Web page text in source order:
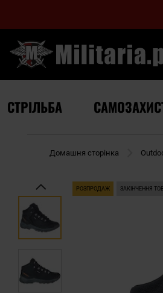
СТРІЛЬБА
Домашня сторінка
РОЗПРОДАЖ ЗАКІНЧЕННЯ